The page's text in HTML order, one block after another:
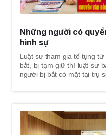
Những người có
hình sự
Luật sư tham gia tố tụng
bắt, bị tạm giữ thì luật sư
người bị bắt có mặt tại trụ
tố theo quy định tại điểm e,
Hình sự năm 2015.